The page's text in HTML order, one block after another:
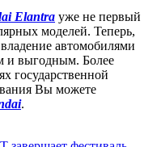
Elantra уже не первый
моделей. Теперь,
автомобилями
и выгодным. Более
государственной
Вы можете
.